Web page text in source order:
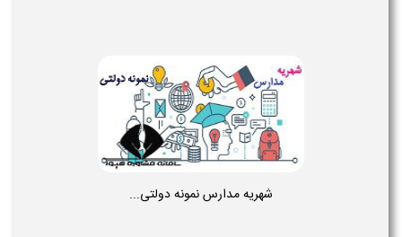
شهریه مدارس نمونه دولتی...